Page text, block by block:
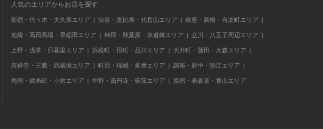
人気のエリアからお店を探す
新宿・代々木・大久保エリア 渋谷・恵比寿・代官山エリア 銀座・新橋・有楽町エリア
池袋・高田馬場・早稲田エリア 神田・秋葉原・水道橋エリア 立川・八王子周辺エリア
上野・浅草・日暮里エリア 浜松町・田町・品川エリア 大井町・蒲田・大森エリア
吉祥寺・三鷹・武蔵境エリア 町田・稲城・多摩エリア 調布・府中・狛江エリア
両国・錦糸町・小岩エリア 中野・高円寺・荻窪エリア 原宿・表参道・青山エリア